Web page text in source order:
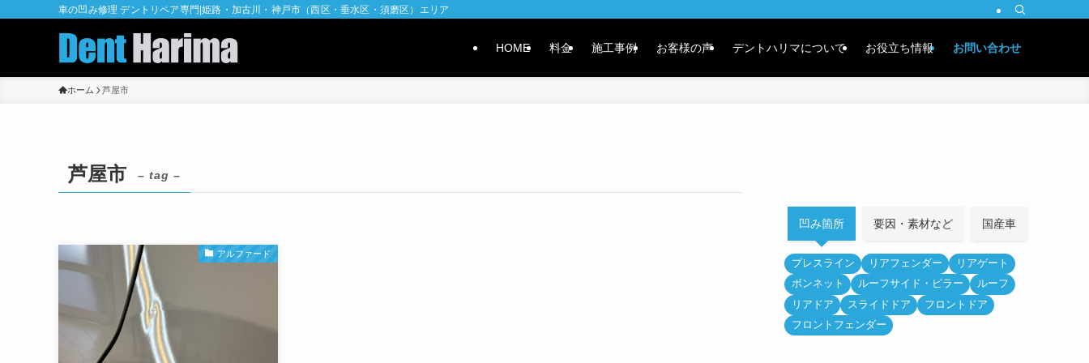
車の凹み修理 デントリペア専門|姫路・加古川・神戸市（西区・垂水区・須磨区）エリア
HOME 料金 施工事例 お客様の声 デントハリマについて お役立ち情報 お問い合わせ
ホーム 芦屋市
芦屋市 – tag –
アルファード
凹み箇所 要因・素材など 国産車
プレスライン リアフェンダー
リアゲート
ボンネット
ルーフサイド・ピラー
ルーフ
リアドア
スライドドア
フロントドア
フロントフェンダー